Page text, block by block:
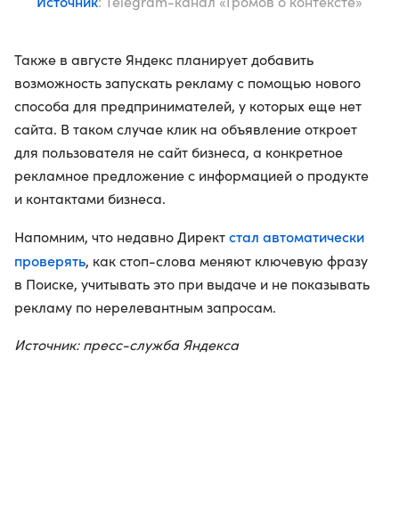
Также в августе Яндекс планирует добавить
возможность запускать рекламу с помощью нового
способа для предпринимателей, у которых еще нет
сайта. В таком случае клик на объявление откроет
для пользователя не сайт бизнеса, а конкретное
рекламное предложение с информацией о продукте
и контактами бизнеса.
Напомним, что недавно Директстал автоматически
проверять, как стоп-слова меняют ключевую фразу
в Поиске, учитывать это при выдаче и не показывать
рекламу по нерелевантным запросам.
Источник: пресс-служба Яндекса